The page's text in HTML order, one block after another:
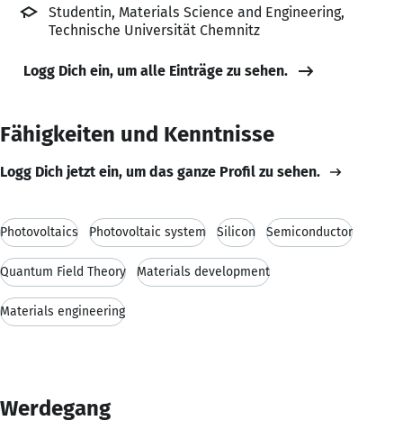
Studentin, Materials Science and Engineering,
Technische Universität Chemnitz
Logg Dich ein, um alle Einträge zu sehen.
Fähigkeiten und Kenntnisse
Logg Dich jetzt ein, um das ganze Profil zu sehen.
Photovoltaics Photovoltaic system Silicon Semiconductor
Quantum Field Theory Materials development
Materials engineering
Werdegang